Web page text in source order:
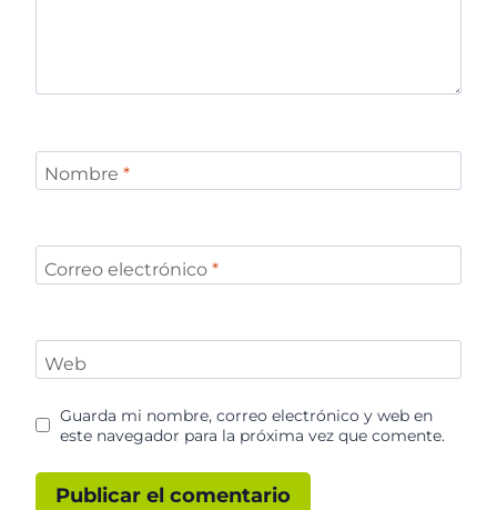
Nombre *
Correo electrónico *
Web
Guarda mi nombre, correo electrónico y web en
este navegador para la próxima vez que comente.